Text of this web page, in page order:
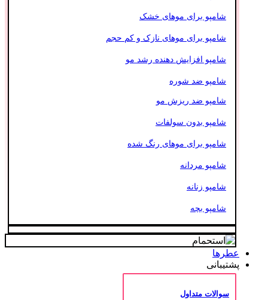
شامپو برای موهای خشک
شامپو برای موهای نازک و کم حجم
شامپو افزایش دهنده رشد مو
شامپو ضد شوره
شامپو ضد ریزش مو
شامپو بدون سولفات
شامپو برای موهای رنگ شده
شامپو مردانه
شامپو زنانه
شامپو بچه
عطرها
پشتیبانی
سوالات متداول